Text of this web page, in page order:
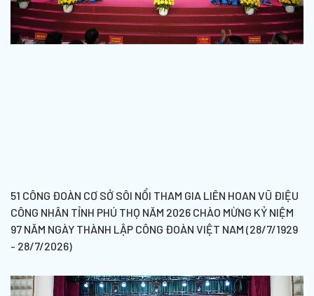
51 CÔNG ĐOÀN CƠ SỞ SÔI NỔI THAM GIA LIÊN HOAN VŨ ĐIỆU
CÔNG NHÂN TỈNH PHÚ THỌ NĂM 2026 CHÀO MỪNG KỶ NIỆM
97 NĂM NGÀY THÀNH LẬP CÔNG ĐOÀN VIỆT NAM (28/7/1929
- 28/7/2026)